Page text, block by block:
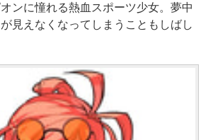
ンに憧れる熱血スポーツ少女。夢中
見えなくなってしまうこともしばし